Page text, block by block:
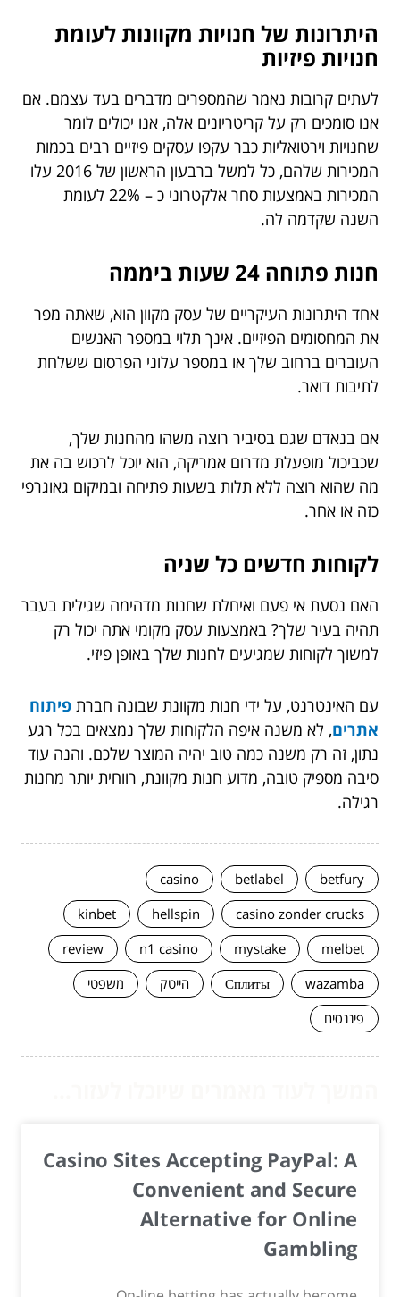
היתרונות של חנויות מקוונות לעומת
חנויות פיזיות
לעתים קרובות נאמר שהמספרים מדברים בעד עצמם. אם
אנו סומכים רק על קריטריונים אלה, אנו יכולים לומר
שחנויות וירטואליות כבר עקפו עסקים פיזיים רבים בכמות
המכירות שלהם, כל למשל ברבעון הראשון של 2016 עלו
המכירות באמצעות סחר אלקטרוני כ – 22% לעומת
השנה שקדמה לה.
חנות פתוחה 24 שעות ביממה
אחד היתרונות העיקריים של עסק מקוון הוא, שאתה מפר
את המחסומים הפיזיים. אינך תלוי במספר האנשים
העוברים ברחוב שלך או במספר עלוני הפרסום ששלחת
לתיבות דואר.
אם בנאדם שגם בסיביר רוצה משהו מהחנות שלך,
שכביכול מופעלת מדרום אמריקה, הוא יוכל לרכוש בה את
מה שהוא רוצה ללא תלות בשעות פתיחה ובמיקום גאוגרפי
כזה או אחר.
לקוחות חדשים כל שניה
האם נסעת אי פעם ואיחלת שחנות מדהימה שגילית בעבר
תהיה בעיר שלך? באמצעות עסק מקומי אתה יכול רק
למשוך לקוחות שמגיעים לחנות שלך באופן פיזי.
עם האינטרנט, על ידי חנות מקוונת שבונה חברת פיתוח
אתרים, לא משנה איפה הלקוחות שלך נמצאים בכל רגע
נתון, זה רק משנה כמה טוב יהיה המוצר שלכם. והנה עוד
סיבה מספיק טובה, מדוע חנות מקוונת, רווחית יותר מחנות
רגילה.
betfury
betlabel
casino
casino zonder crucks
hellspin
kinbet
melbet
mystake
n1 casino
review
wazamba
Сплиты הייטק
משפטי
פיננסים
Casino Sites Accepting PayPal: A
Convenient and Secure
Alternative for Online
Gambling